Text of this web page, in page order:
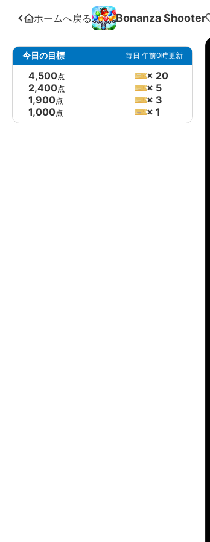
ホームへ戻る Bonanza Shooter
今日の目標 毎日 午前0時更新
4,500点
× 20
2,400点
× 5
1,900点
× 3
1,000点 × 1